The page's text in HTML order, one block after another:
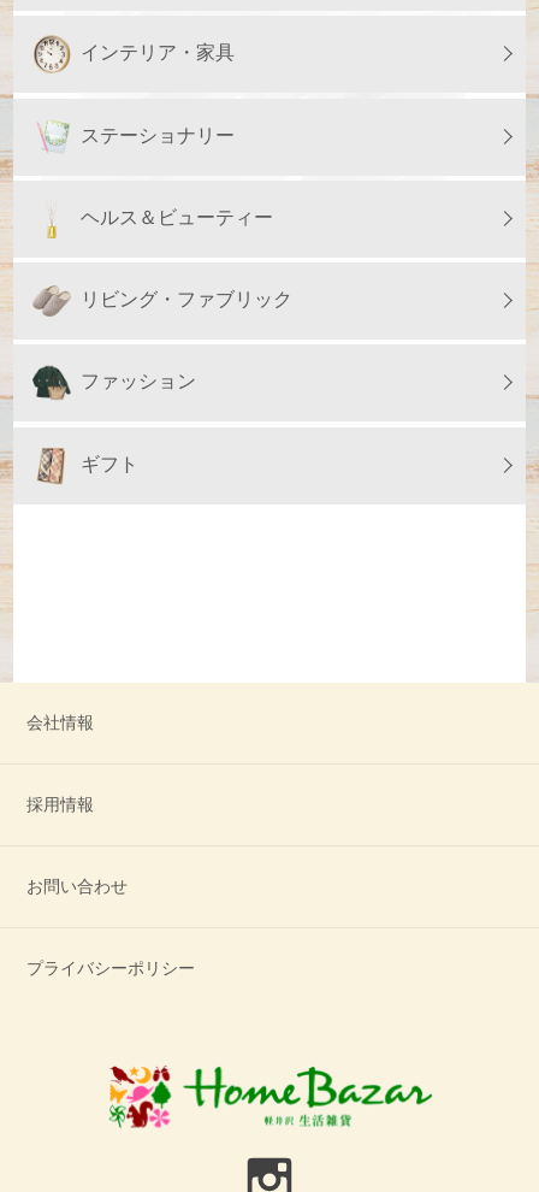
インテリア・家具
ステーショナリー
ヘルス＆ビューティー
リビング・ファブリック
ファッション
ギフト
会社情報
採用情報
お問い合わせ
プライバシーポリシー